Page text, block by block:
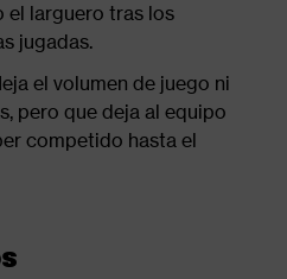
el larguero tras los
jugadas.
el volumen de juego ni
pero que deja al equipo
competido hasta el